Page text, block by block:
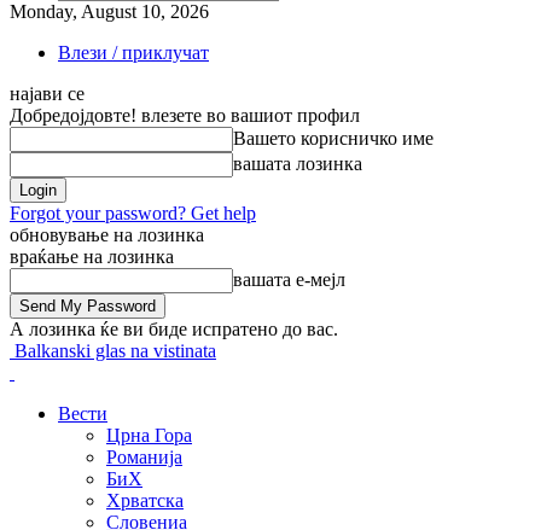
Monday, August 10, 2026
Влези / приклучат
најави се
Добредојдовте! влезете во вашиот профил
Вашето корисничко име
вашата лозинка
Forgot your password? Get help
обновување на лозинка
враќање на лозинка
вашата е-мејл
А лозинка ќе ви биде испратено до вас.
Balkanski glas na vistinata
Вести
Црна Гора
Романија
БиХ
Хрватска
Словениа